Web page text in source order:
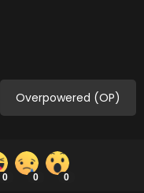
Overpowered (OP)
0 0 0